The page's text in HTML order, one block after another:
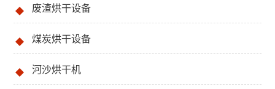
废渣烘干设备
煤炭烘干设备
河沙烘干机